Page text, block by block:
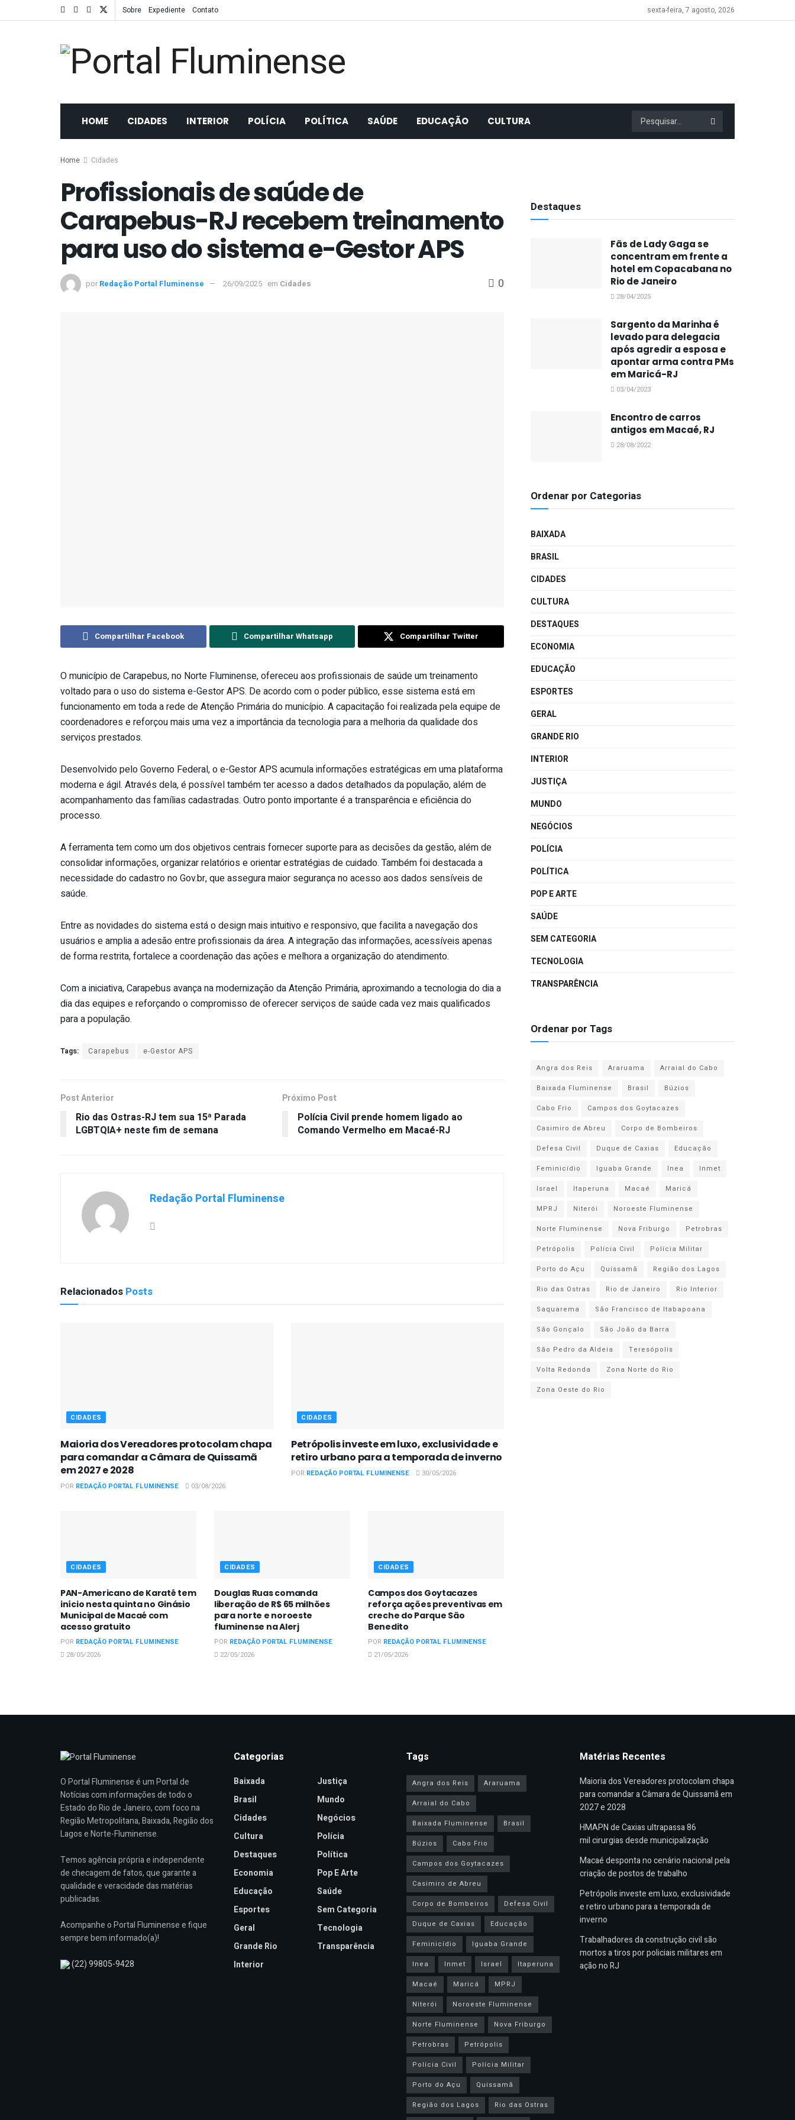
Sobre Expediente Contato sexta-feira, 7 agosto, 2026
HOME CIDADES INTERIOR POLÍCIA POLÍTICA SAÚDE EDUCAÇÃO CULTURA
Home Cidades
Profissionais de saúde de
Carapebus-RJ recebem treinamento
para uso do sistema e-Gestor APS
por Redação Portal Fluminense 26/09/2025 em Cidades 0
Compartilhar Facebook Compartilhar Whatsapp Compartilhar Twitter
O município de Carapebus, no Norte Fluminense, ofereceu aos profissionais de saúde um treinamento
voltado para o uso do sistema e-Gestor APS. De acordo com o poder público, esse sistema está em
funcionamento em toda a rede de Atenção Primária do município. A capacitação foi realizada pela equipe de
coordenadores e reforçou mais uma vez a importância da tecnologia para a melhoria da qualidade dos
serviços prestados.
Desenvolvido pelo Governo Federal, o e-Gestor APS acumula informações estratégicas em uma plataforma
moderna e ágil. Através dela, é possível também ter acesso a dados detalhados da população, além de
acompanhamento das famílias cadastradas. Outro ponto importante é a transparência e eficiência do
processo.
A ferramenta tem como um dos objetivos centrais fornecer suporte para as decisões da gestão, além de
consolidar informações, organizar relatórios e orientar estratégias de cuidado. Também foi destacada a
necessidade do cadastro no Gov.br, que assegura maior segurança no acesso aos dados sensíveis de
saúde.
Entre as novidades do sistema está o design mais intuitivo e responsivo, que facilita a navegação dos
usuários e amplia a adesão entre profissionais da área. A integração das informações, acessíveis apenas
de forma restrita, fortalece a coordenação das ações e melhora a organização do atendimento.
Com a iniciativa, Carapebus avança na modernização da Atenção Primária, aproximando a tecnologia do dia a
dia das equipes e reforçando o compromisso de oferecer serviços de saúde cada vez mais qualificados
para a população.
Tags: Carapebus e-Gestor APS
Post Anterior
Rio das Ostras-RJ tem sua 15ª Parada
LGBTQIA+ neste fim de semana
Próximo Post
Polícia Civil prende homem ligado ao
Comando Vermelho em Macaé-RJ
Redação Portal Fluminense
Relacionados Posts
CIDADES
Maioria dos Vereadores protocolam chapa
para comandar a Câmara de Quissamã
em 2027 e 2028
POR REDAÇÃO PORTAL FLUMINENSE 03/08/2026
CIDADES
Petrópolis investe em luxo, exclusividade e
retiro urbano para a temporada de inverno
POR REDAÇÃO PORTAL FLUMINENSE 30/05/2026
CIDADES
PAN-Americano de Karatê tem
início nesta quinta no Ginásio
Municipal de Macaé com
acesso gratuito
POR REDAÇÃO PORTAL FLUMINENSE
28/05/2026
CIDADES
Douglas Ruas comanda
liberação de R$ 65 milhões
para norte e noroeste
fluminense na Alerj
POR REDAÇÃO PORTAL FLUMINENSE
22/05/2026
CIDADES
Campos dos Goytacazes
reforça ações preventivas em
creche do Parque São
Benedito
POR REDAÇÃO PORTAL FLUMINENSE
21/05/2026
Destaques
Fãs de Lady Gaga se
concentram em frente a
hotel em Copacabana no
Rio de Janeiro
28/04/2025
Sargento da Marinha é
levado para delegacia
após agredir a esposa e
apontar arma contra PMs
em Maricá-RJ
03/04/2023
Encontro de carros
antigos em Macaé, RJ
28/08/2022
Ordenar por Categorias
BAIXADA
BRASIL
CIDADES
CULTURA
DESTAQUES
ECONOMIA
EDUCAÇÃO
ESPORTES
GERAL
GRANDE RIO
INTERIOR
JUSTIÇA
MUNDO
NEGÓCIOS
POLÍCIA
POLÍTICA
POP E ARTE
SAÚDE
SEM CATEGORIA
TECNOLOGIA
TRANSPARÊNCIA
Ordenar por Tags
Angra dos Reis Araruama
Arraial do Cabo
Baixada Fluminense
Brasil
Búzios
Cabo Frio
Campos dos Goytacazes
Casimiro de Abreu
Corpo de Bombeiros
Defesa Civil
Duque de Caxias
Educação
Feminicídio
Iguaba Grande Inea
Inmet
Israel
Itaperuna Macaé
Maricá
MPRJ
Niterói
Noroeste Fluminense
Norte Fluminense
Nova Friburgo
Petrobras
Petrópolis
Polícia Civil
Polícia Militar
Porto do Açu
Quissamã
Região dos Lagos
Rio das Ostras
Rio de Janeiro
Rio Interior
Saquarema
São Francisco de Itabapoana
São Gonçalo
São João da Barra
São Pedro da Aldeia
Teresópolis
Volta Redonda
Zona Norte do Rio
Zona Oeste do Rio
O Portal Fluminense é um Portal de
Notícias com informações de todo o
Estado do Rio de Janeiro, com foco na
Região Metropolitana, Baixada, Região dos
Lagos e Norte-Fluminense.
Temos agência própria e independente
de checagem de fatos, que garante a
qualidade e veracidade das matérias
publicadas.
Acompanhe o Portal Fluminense e fique
sempre bem informado(a)!
(22) 99805-9428
Categorias
Baixada
Brasil
Cidades
Cultura
Destaques
Economia
Educação
Esportes
Geral
Grande Rio
Interior
Justiça
Mundo
Negócios
Polícia
Política
Pop E Arte
Saúde
Sem Categoria
Tecnologia
Transparência
Tags
Angra dos Reis
Araruama
Arraial do Cabo
Baixada Fluminense
Brasil
Búzios
Cabo Frio
Campos dos Goytacazes
Casimiro de Abreu
Corpo de Bombeiros
Defesa Civil
Duque de Caxias
Educação
Feminicídio
Iguaba Grande
Inea
Inmet Israel
Itaperuna
Macaé
Maricá
MPRJ
Niterói
Noroeste Fluminense
Norte Fluminense
Nova Friburgo
Petrobras
Petrópolis
Polícia Civil
Polícia Militar
Porto do Açu
Quissamã
Região dos Lagos
Rio das Ostras
Matérias Recentes
Maioria dos Vereadores protocolam chapa
para comandar a Câmara de Quissamã em
2027 e 2028
HMAPN de Caxias ultrapassa 86
mil cirurgias desde municipalização
Macaé desponta no cenário nacional pela
criação de postos de trabalho
Petrópolis investe em luxo, exclusividade
e retiro urbano para a temporada de
inverno
Trabalhadores da construção civil são
mortos a tiros por policiais militares em
ação no RJ